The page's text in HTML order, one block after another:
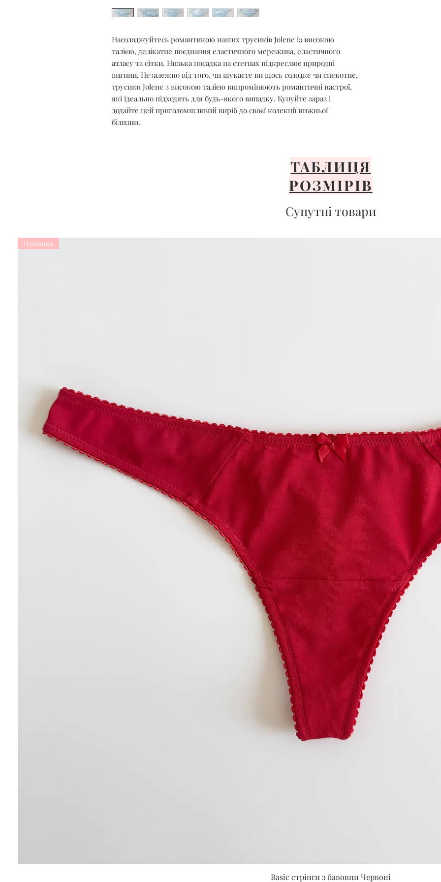
Насолоджуйтесь романтикою наших трусиків Jolene із високою
талією, делікатне поєднання еластичного мережива, еластичного
атласу та сітки. Низька посадка на стегнах підкреслює природні
вигини. Незалежно від того, чи шукаєте ви щось солодке чи спекотне,
трусики Jolene з високою талією випромінюють романтичні настрої,
які ідеально підходять для будь-якого випадку. Купуйте зараз і
додайте цей приголомшливий виріб до своєї колекції нижньої
білизни.
ТАБЛИЦЯ
РОЗМІРІВ
Супутні товари
Швидкий перегляд
Новинка
Basic стрінги з бавовни Червоні